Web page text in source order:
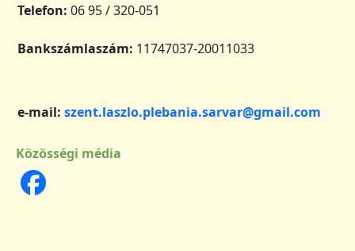
Telefon: 06 95 / 320-051
Bankszámlaszám: 11747037-20011033
e-mail: szent.laszlo.plebania.sarvar@gmail.com
Közösségi média